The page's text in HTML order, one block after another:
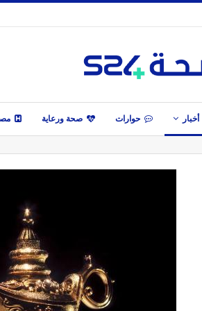
أخبار حوارات صحة ورعاية